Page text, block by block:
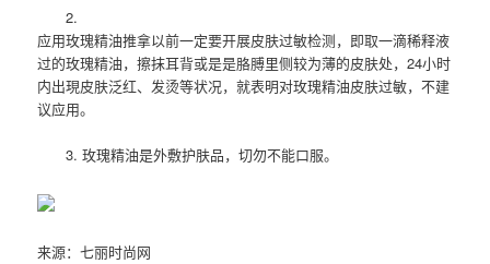
2.
应用玫瑰精油推拿以前一定要开展皮肤过敏检测，即取一滴稀释液
过的玫瑰精油，擦抹耳背或是是胳膊里侧较为薄的皮肤处，24小时
内出現皮肤泛红、发烫等状况，就表明对玫瑰精油皮肤过敏，不建
议应用。
3. 玫瑰精油是外敷护肤品，切勿不能口服。
来源：七丽时尚网